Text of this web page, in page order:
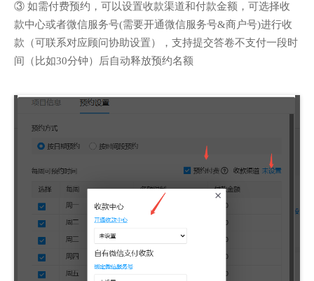
③ 如需付费预约，可以设置收款渠道和付款金额，可选择收
款中心或者微信服务号(需要开通微信服务号&商户号)进行收
款（可联系对应顾问协助设置），支持提交答卷不支付一段时
间（比如30分钟）后自动释放预约名额